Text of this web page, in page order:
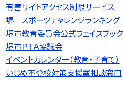
有害サイトアクセス制限サービス
堺 スポーツチャレンジランキング
堺市教育委員会公式フェイスブック
堺市ＰＴＡ協議会
イベントカレンダー（教育・子育て）
いじめ不登校対策支援室相談窓口